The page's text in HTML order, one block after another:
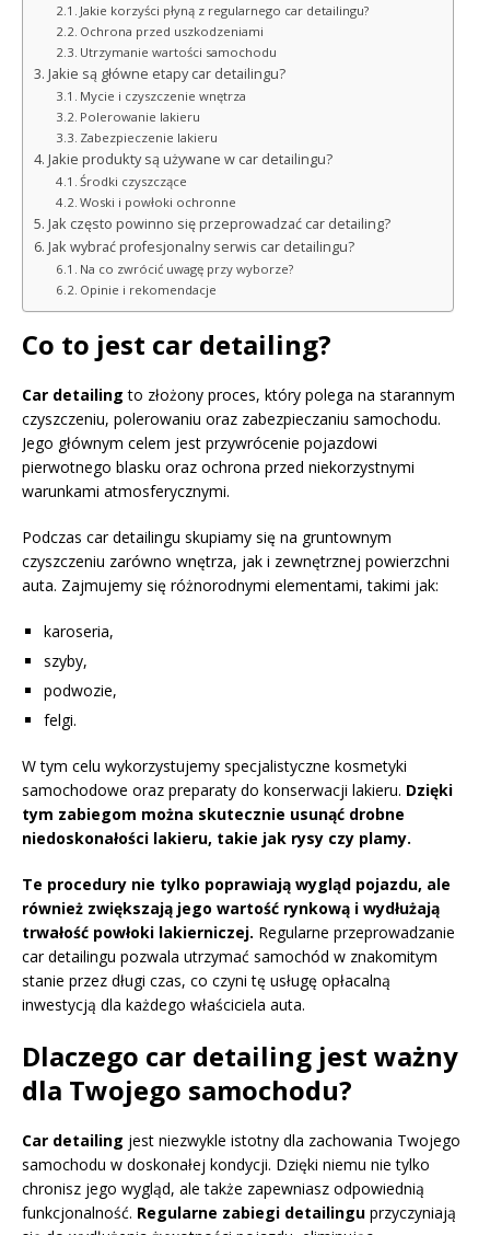
Jakie korzyści płyną z regularnego car detailingu?
Ochrona przed uszkodzeniami
Utrzymanie wartości samochodu
Jakie są główne etapy car detailingu?
Mycie i czyszczenie wnętrza
Polerowanie lakieru
Zabezpieczenie lakieru
Jakie produkty są używane w car detailingu?
Środki czyszczące
Woski i powłoki ochronne
Jak często powinno się przeprowadzać car detailing?
Jak wybrać profesjonalny serwis car detailingu?
Na co zwrócić uwagę przy wyborze?
Opinie i rekomendacje
Co to jest car detailing?
Car detailing to złożony proces, który polega na starannym
czyszczeniu, polerowaniu oraz zabezpieczaniu samochodu.
Jego głównym celem jest przywrócenie pojazdowi
pierwotnego blasku oraz ochrona przed niekorzystnymi
warunkami atmosferycznymi.
Podczas car detailingu skupiamy się na gruntownym
czyszczeniu zarówno wnętrza, jak i zewnętrznej powierzchni
auta. Zajmujemy się różnorodnymi elementami, takimi jak:
karoseria,
szyby,
podwozie,
felgi.
W tym celu wykorzystujemy specjalistyczne kosmetyki
samochodowe oraz preparaty do konserwacji lakieru. Dzięki
tym zabiegom można skutecznie usunąć drobne
niedoskonałości lakieru, takie jak rysy czy plamy.
Te procedury nie tylko poprawiają wygląd pojazdu, ale
również zwiększają jego wartość rynkową i wydłużają
trwałość powłoki lakierniczej. Regularne przeprowadzanie
car detailingu pozwala utrzymać samochód w znakomitym
stanie przez długi czas, co czyni tę usługę opłacalną
inwestycją dla każdego właściciela auta.
Dlaczego car detailing jest ważny
dla Twojego samochodu?
Car detailing jest niezwykle istotny dla zachowania Twojego
samochodu w doskonałej kondycji. Dzięki niemu nie tylko
chronisz jego wygląd, ale także zapewniasz odpowiednią
funkcjonalność. Regularne zabiegi detailingu przyczyniają